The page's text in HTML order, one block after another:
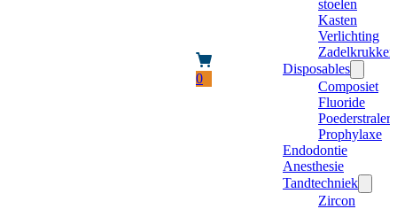
0
stoelen
Kasten
Verlichting
Zadelkrukken
Disposables
Composiet
Fluoride
Poederstraler
Prophylaxe
Endodontie
Anesthesie
Tandtechniek
Zircon